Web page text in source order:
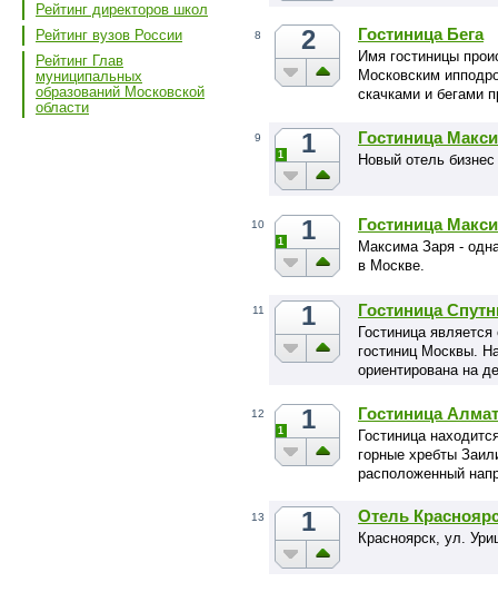
Рейтинг директоров школ
Рейтинг вузов России
Рейтинг Глав
муниципальных
образований Московской
области
8 2 Гостиница Бега
Имя гостиницы
Московским
скачками и бегами
9 1
1
Гостиница
Новый отель
10 1
1
Гостиница
Максима Заря -
в Москве.
11 1 Гостиница
Гостиница
гостиниц Москвы.
ориентирована на
12 1
1
Гостиница
Гостиница
горные хребты
расположенный
13 1 Отель
Красноярск, ул.